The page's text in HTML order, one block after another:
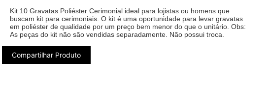
Kit 10 Gravatas Poliéster Cerimonial ideal para lojistas ou homens que
buscam kit para cerimoniais. O kit é uma oportunidade para levar gravatas
em poliéster de qualidade por um preço bem menor do que o unitário. Obs:
As peças do kit não são vendidas separadamente. Não possui troca.
Compartilhar Produto